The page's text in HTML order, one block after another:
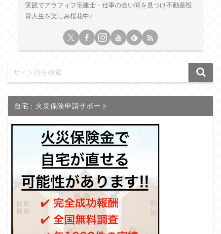
実践でアラフィフ宅建士・仕事の合い間を見つけ不動産投
資人生を楽しみ桜花中♪
自宅：火災保険申請サポート